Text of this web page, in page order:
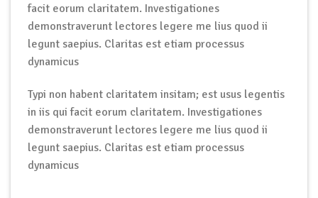
facit eorum claritatem. Investigationes
demonstraverunt lectores legere me lius quod ii
legunt saepius. Claritas est etiam processus
dynamicus
Typi non habent claritatem insitam; est usus legentis
in iis qui facit eorum claritatem. Investigationes
demonstraverunt lectores legere me lius quod ii
legunt saepius. Claritas est etiam processus
dynamicus